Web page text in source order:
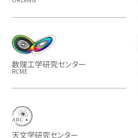
数理工学研究センター
RCME
天文学研究センター